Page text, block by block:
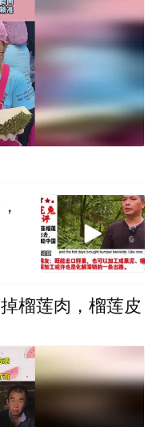
榴莲肉，榴莲皮